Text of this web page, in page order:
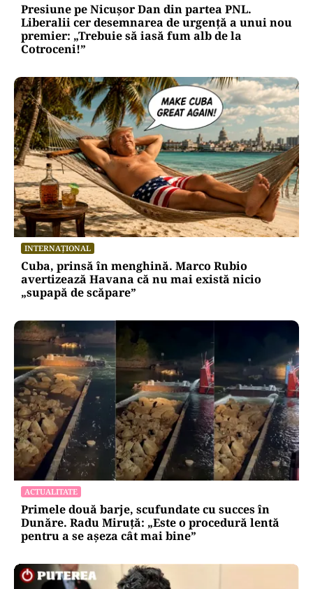
Presiune pe Nicușor Dan din partea PNL.
Liberalii cer desemnarea de urgență a unui nou
premier: „Trebuie să iasă fum alb de la
Cotroceni!”
INTERNAȚIONAL
Cuba, prinsă în menghină. Marco Rubio
avertizează Havana că nu mai există nicio
„supapă de scăpare”
ACTUALITATE
Primele două barje, scufundate cu succes în
Dunăre. Radu Miruță: „Este o procedură lentă
pentru a se așeza cât mai bine”